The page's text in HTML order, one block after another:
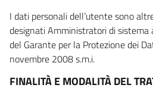
I dati personali dell’utente sono
designati Amministratori di sistema
del Garante per la Protezione dei
novembre 2008 s.m.i.
FINALITÀ E MODALITÀ DEL